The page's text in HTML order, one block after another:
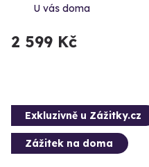
U vás doma
2 599 Kč
Exkluzivně u Zážitky.cz
Zážitek na doma